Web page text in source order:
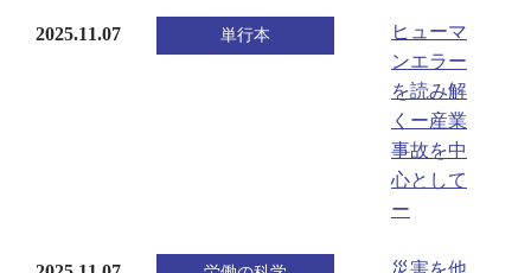
2025.11.07 単行本
ヒューマ
ンエラー
を読み解
くー産業
事故を中
心として
ー